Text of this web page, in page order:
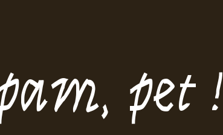
pet !